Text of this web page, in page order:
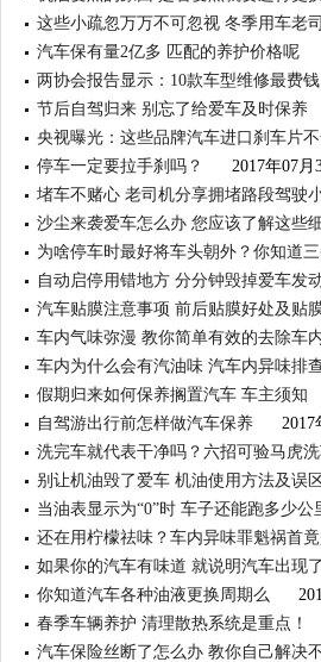
这些小疏忽万万不可忽视 冬季用车老
汽车保有量2亿多 匹配的养护价格呢
两协会报告显示：10款车型维修最费钱
节后自驾归来 别忘了给爱车及时保养
央视曝光：这些品牌汽车进口刹车片
停车一定要拉手刹吗？
2017年07月
堵车不赌心 老司机分享拥堵路段驾驶
沙尘来袭爱车怎么办 您应该了解这些
为啥停车时最好将车头朝外？你知道三
自动启停用错地方 分分钟毁掉爱车发
汽车贴膜注意事项 前后贴膜好处及贴
车内气味弥漫 教你简单有效的去除车
车内为什么会有汽油味 汽车内异味排
假期归来如何保养搁置汽车 车主须知
自驾游出行前怎样做汽车保养
2017
洗完车就代表干净吗？六招可验马虎
别让机油毁了爱车 机油使用方法及误
当油表显示为“0”时 车子还能跑多少公
还在用柠檬祛味？车内异味罪魁祸首
如果你的汽车有味道 就说明汽车出现
你知道汽车各种油液更换周期么
春季车辆养护 清理散热系统是重点！
汽车保险丝断了怎么办 教你自己解决